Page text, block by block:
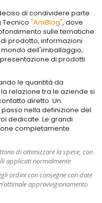
di condividere parte
Tecnico "ArixBlog", dove
sulle tematiche
prodotto, informazioni
dell'imballaggio,
di prodotti
le quantità da
relazione tra le aziende si
diretto. Un
nella definizione del
dedicate. Le grandi
completamente
di ottimizzare la spese, con
applicati normalmente
ordini con consegne con date
approvvigionamento